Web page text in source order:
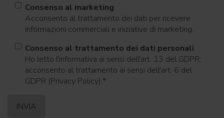
Consenso al marketing
Acconsento al trattamento dei dati per ricevere
informazioni commerciali e iniziative di marketing.
Consenso al trattamento dei dati personali
Ho letto l'informativa ai sensi dell'art. 13 del GDPR;
acconsento al trattamento ai sensi dell'art. 6 del
GDPR (Privacy Policy).*